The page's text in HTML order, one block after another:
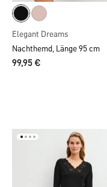
Elegant Dreams
Nachthemd, Länge 95 cm
99,95 €